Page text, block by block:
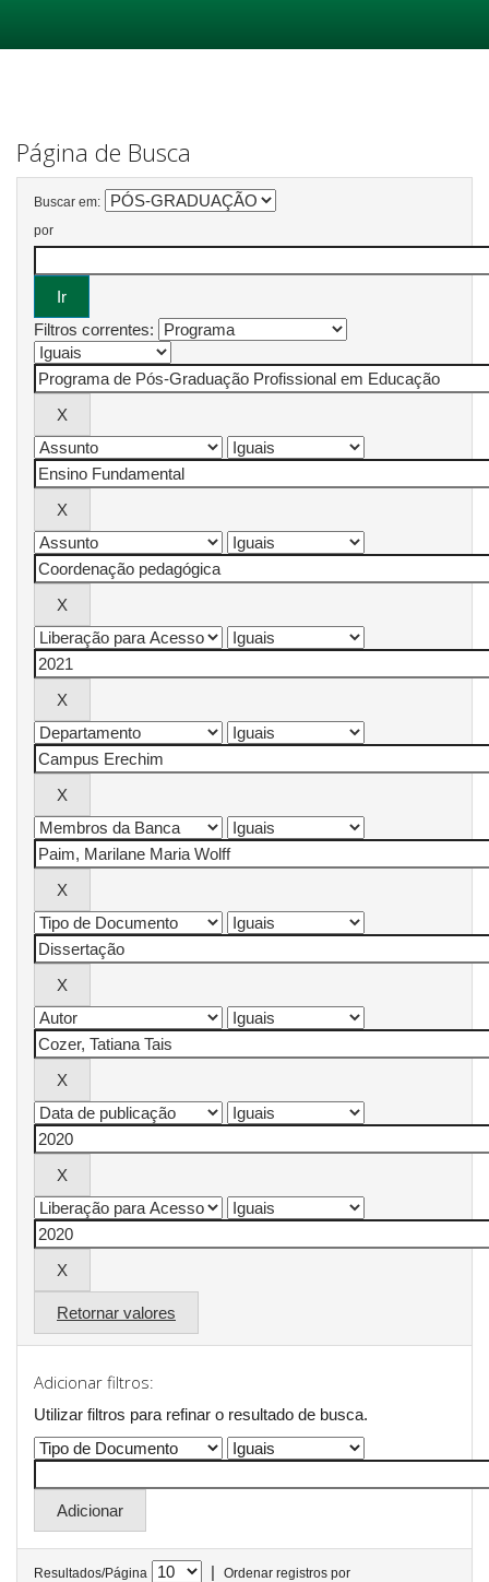
Página de Busca
Buscar em:
por
Filtros correntes:
Retornar valores
Adicionar filtros:
Utilizar filtros para refinar o resultado de busca.
Resultados/Página |
Ordenar registros por